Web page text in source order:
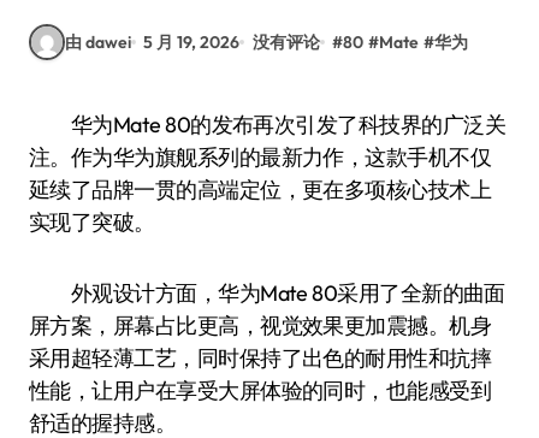
由 dawei 5 月 19, 2026 没有评论 #80 #Mate #华为
华为Mate 80的发布再次引发了科技界的广泛关
注。作为华为旗舰系列的最新力作，这款手机不仅
延续了品牌一贯的高端定位，更在多项核心技术上
实现了突破。
外观设计方面，华为Mate 80采用了全新的曲面
屏方案，屏幕占比更高，视觉效果更加震撼。机身
采用超轻薄工艺，同时保持了出色的耐用性和抗摔
性能，让用户在享受大屏体验的同时，也能感受到
舒适的握持感。